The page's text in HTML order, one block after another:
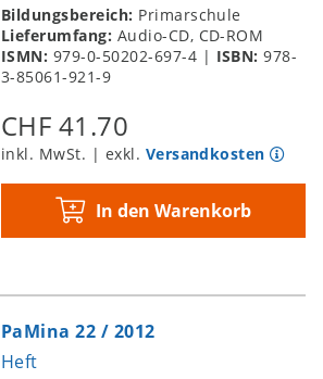
Bildungsbereich: Primarschule
Lieferumfang: Audio-CD, CD-ROM
ISMN: 979-0-50202-697-4 | ISBN:978-
3-85061-921-9
CHF 41.70
inkl. MwSt. | exkl. Versandkosten
In den Warenkorb
PaMina 22 / 2012
Heft